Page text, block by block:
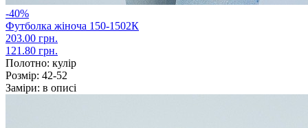
-40%
Футболка жіноча 150-1502К
203.00 грн.
121.80 грн.
Полотно: кулір
Розмір: 42-52
Заміри: в описі